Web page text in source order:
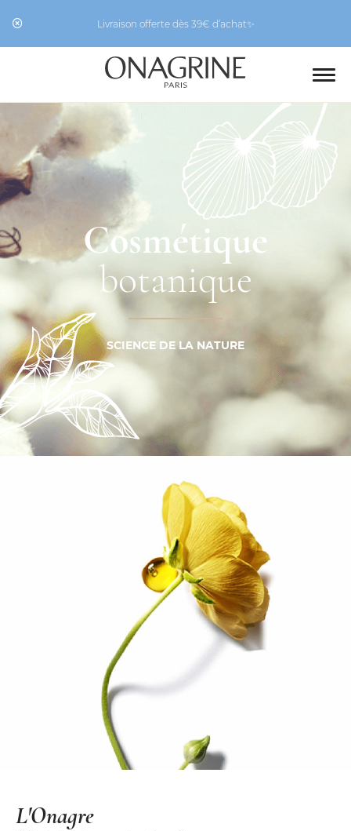
Livraison offerte dès 39€ d’achat✨
Cosmétique
botanique
SCIENCE DE LA NATURE
L'Onagre